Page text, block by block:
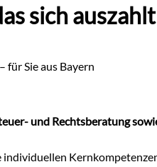
sich auszahlt
Sie aus Bayern
und Rechtsberatung